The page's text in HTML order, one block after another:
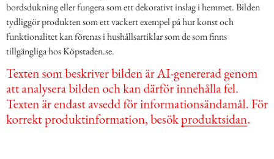
bordsdukning eller fungera som ett dekorativt inslag i hemmet. Bilden
tydliggör produkten som ett vackert exempel på hur konst och
funktionalitet kan förenas i hushållsartiklar som de som finns
tillgängliga hos Köpstaden.se.